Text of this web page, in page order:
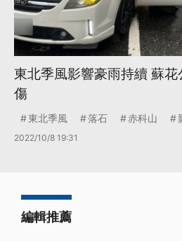
東北季風影響豪雨持續 蘇
傷
東北季風 落石 赤科山
2022/10/8 19:31
編輯推薦